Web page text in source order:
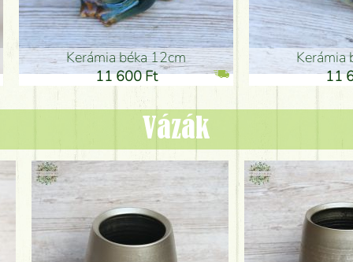
Kerámia béka 12cm
11 600 Ft
Kerámia
11
Vázák